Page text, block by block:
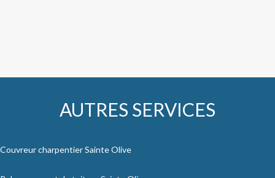
AUTRES SERVICES
Couvreur charpentier Sainte Olive